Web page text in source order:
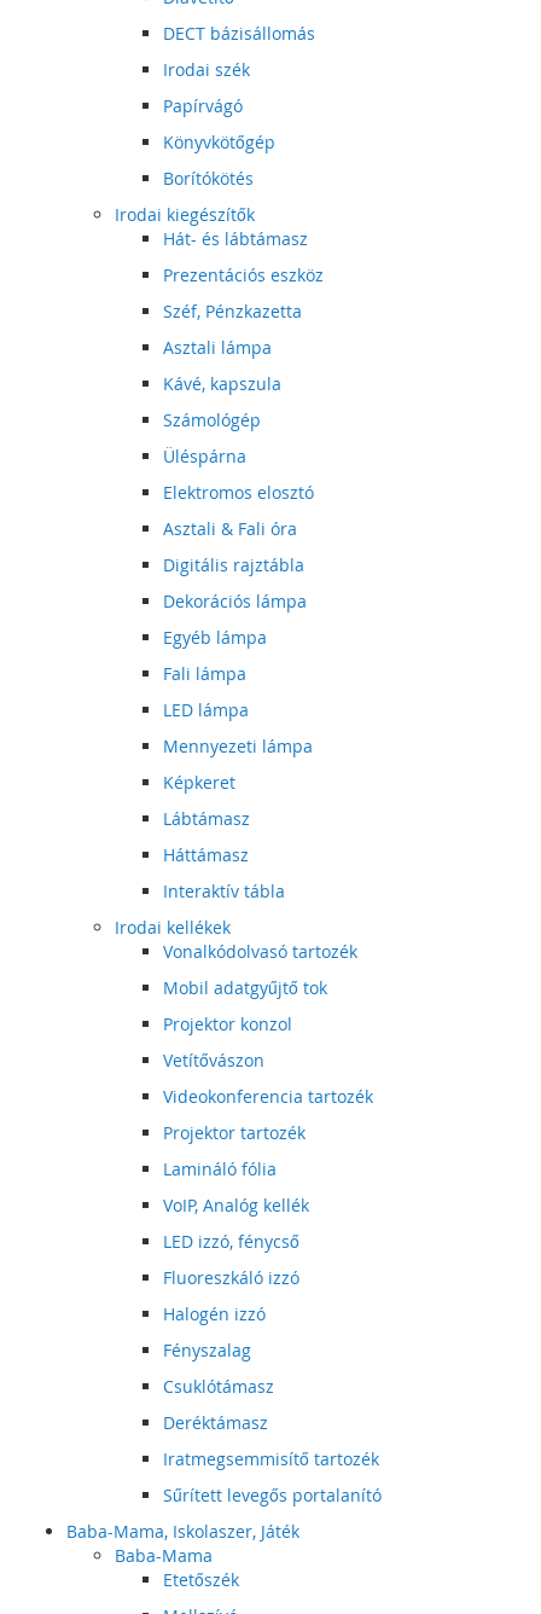
DECT bázisállomás
Irodai szék
Papírvágó
Könyvkötőgép
Borítókötés
Irodai kiegészítők
Hát- és lábtámasz
Prezentációs eszköz
Széf, Pénzkazetta
Asztali lámpa
Kávé, kapszula
Számológép
Üléspárna
Elektromos elosztó
Asztali & Fali óra
Digitális rajztábla
Dekorációs lámpa
Egyéb lámpa
Fali lámpa
LED lámpa
Mennyezeti lámpa
Képkeret
Lábtámasz
Háttámasz
Interaktív tábla
Irodai kellékek
Vonalkódolvasó tartozék
Mobil adatgyűjtő tok
Projektor konzol
Vetítővászon
Videokonferencia tartozék
Projektor tartozék
Lamináló fólia
VoIP, Analóg kellék
LED izzó, fénycső
Fluoreszkáló izzó
Halogén izzó
Fényszalag
Csuklótámasz
Deréktámasz
Iratmegsemmisítő tartozék
Sűrített levegős portalanító
Baba-Mama, Iskolaszer, Játék
Baba-Mama
Etetőszék